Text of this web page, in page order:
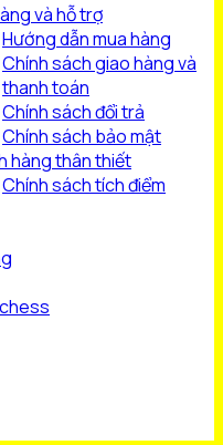
và hỗ trợ
Hướng dẫn mua hàng
Chính sách giao hàng và
thanh toán
Chính sách đổi trả
Chính sách bảo mật
hàng thân thiết
Chính sách tích điểm